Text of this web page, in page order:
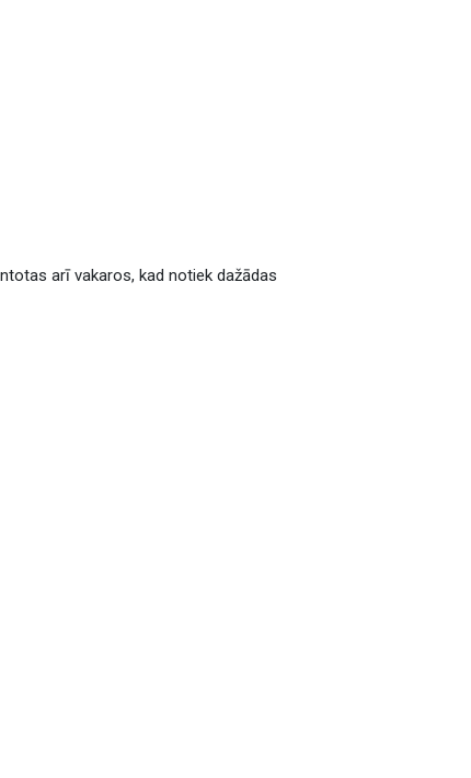
arī vakaros, kad notiek dažādas